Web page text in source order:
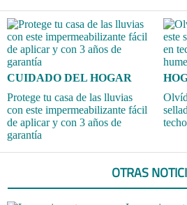
CUIDADO DEL HOGAR
Protege tu casa de las lluvias
con este impermeabilizante fácil
de aplicar y con 3 años de
garantía
OTRAS